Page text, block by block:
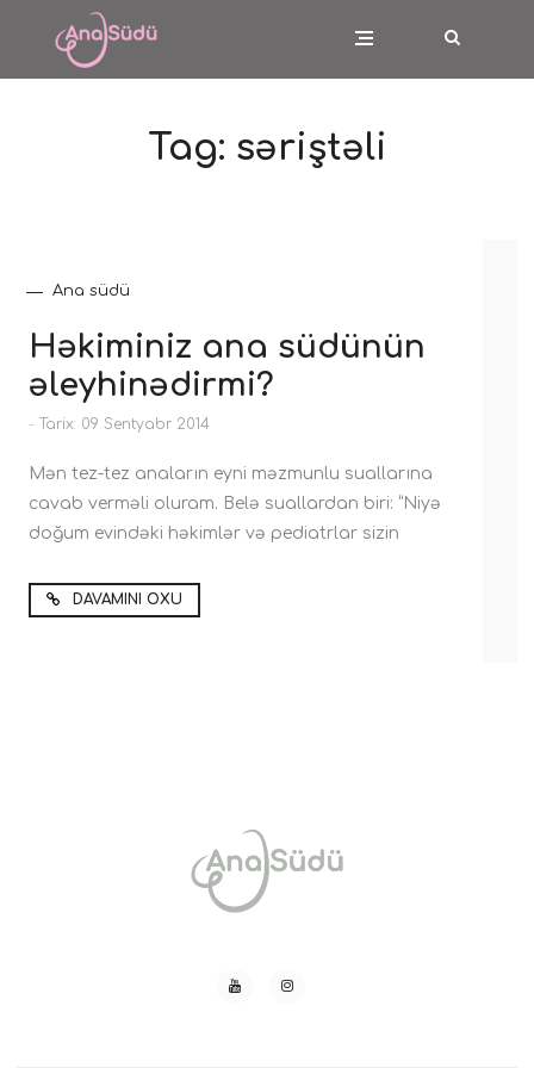
Tag: səriştəli
Ana südü
Həkiminiz ana südünün
əleyhinədirmi?
- Tarix: 09 Sentyabr 2014
Mən tez-tez anaların eyni məzmunlu suallarına
cavab verməli oluram. Belə suallardan biri: “Niyə
doğum evindəki həkimlər və pediatrlar sizin
DAVAMINI OXU